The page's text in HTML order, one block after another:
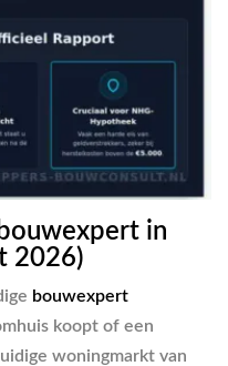
in
2026)
bouwexpert
koopt of een
woningmarkt van